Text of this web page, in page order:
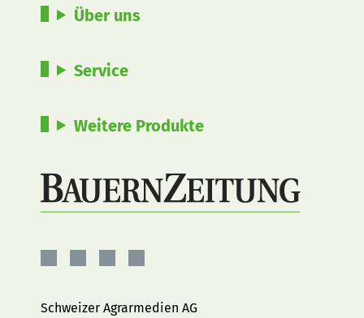
Über uns
Service
Weitere Produkte
Facebook
InstagramYouTubeLinkedIn
Schweizer Agrarmedien AG